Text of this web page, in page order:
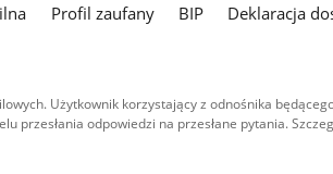
Profil zaufany BIP
Deklaracja
Użytkownik korzystający z odnośnika
przesłania odpowiedzi na przesłane pytania.